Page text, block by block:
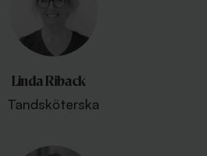
Linda Riback
Tandsköterska